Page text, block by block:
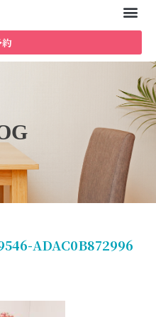
ADAC0B872996